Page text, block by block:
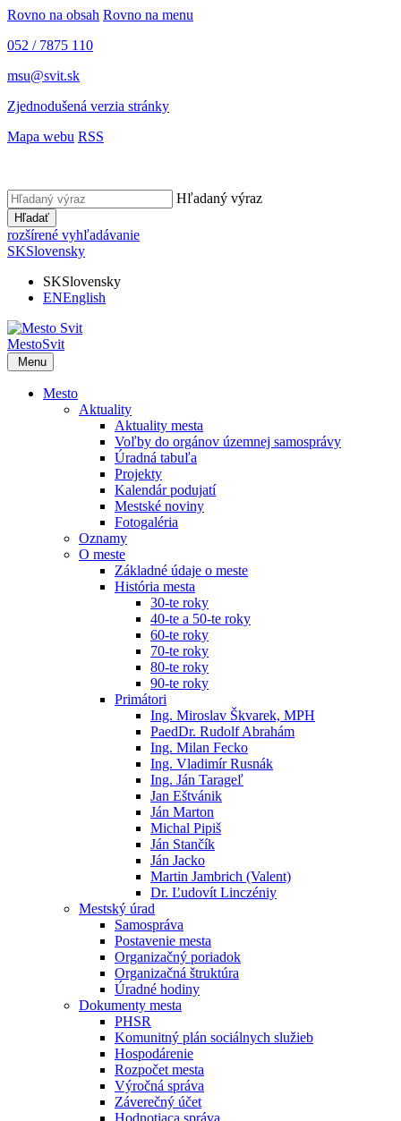
Rovno na obsah Rovno na menu
052 / 7875 110
msu@svit.sk
Zjednodušená verzia stránky
Mapa webu RSS
Hľadaný výraz
Hľadať
rozšírené vyhľadávanie
SKSlovensky
SKSlovensky
ENEnglish
MestoSvit
Menu
Mesto
Aktuality
Aktuality mesta
Voľby do orgánov územnej samosprávy
Úradná tabuľa
Projekty
Kalendár podujatí
Mestské noviny
Fotogaléria
Oznamy
O meste
Základné údaje o meste
História mesta
30-te roky
40-te a 50-te roky
60-te roky
70-te roky
80-te roky
90-te roky
Primátori
Ing. Miroslav Škvarek, MPH
PaedDr. Rudolf Abrahám
Ing. Milan Fecko
Ing. Vladimír Rusnák
Ing. Ján Tarageľ
Jan Eštvánik
Ján Marton
Michal Pipiš
Ján Stančík
Ján Jacko
Martin Jambrich (Valent)
Dr. Ľudovít Linczéniy
Mestský úrad
Samospráva
Postavenie mesta
Organizačný poriadok
Organizačná štruktúra
Úradné hodiny
Dokumenty mesta
PHSR
Komunitný plán sociálnych služieb
Hospodárenie
Rozpočet mesta
Výročná správa
Záverečný účet
Hodnotiaca správa